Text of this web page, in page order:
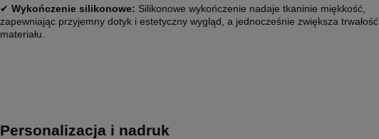
✔ Wykończenie silikonowe: Silikonowe wykończenie nadaje tkaninie miękkość,
zapewniając przyjemny dotyk i estetyczny wygląd, a jednocześnie zwiększa trwałość
materiału.
Personalizacja i nadruk